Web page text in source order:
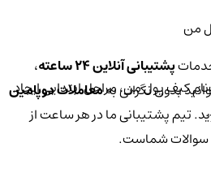
پشتیبانی آنلاین ۲۴ ساعته
،
بدون نگرانی بهمعاملات دوپامین
تیم پشتیبانی ما در هر ساعت از
سوالات شماست.
کیف‌ پول من، مراحل ابتدایی ایجاد